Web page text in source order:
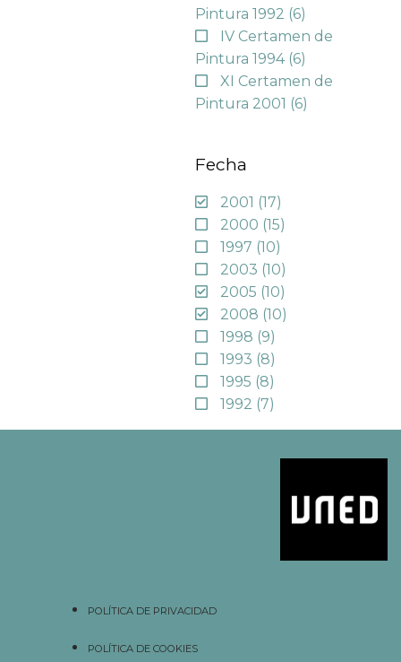
Pintura 1992 (6)
IV Certamen de
Pintura 1994 (6)
XI Certamen de
Pintura 2001 (6)
Fecha
2001 (17)
2000 (15)
1997 (10)
2003 (10)
2005 (10)
2008 (10)
1998 (9)
1993 (8)
1995 (8)
1992 (7)
POLÍTICA DE PRIVACIDAD
POLÍTICA DE COOKIES